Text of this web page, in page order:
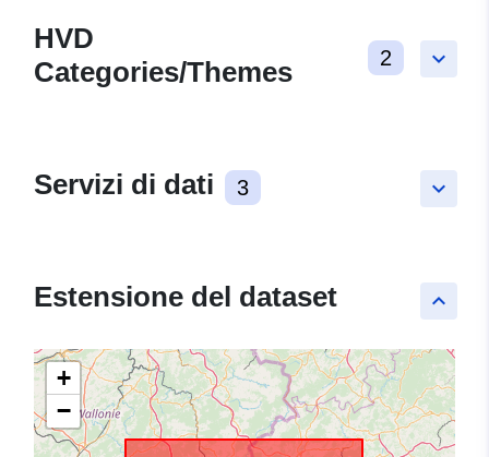
keyboard_arrow_down
HVD
Categories/Themes
2
keyboard_arrow_down
Servizi di dati 3
keyboard_arrow_up
Estensione del dataset
+
−